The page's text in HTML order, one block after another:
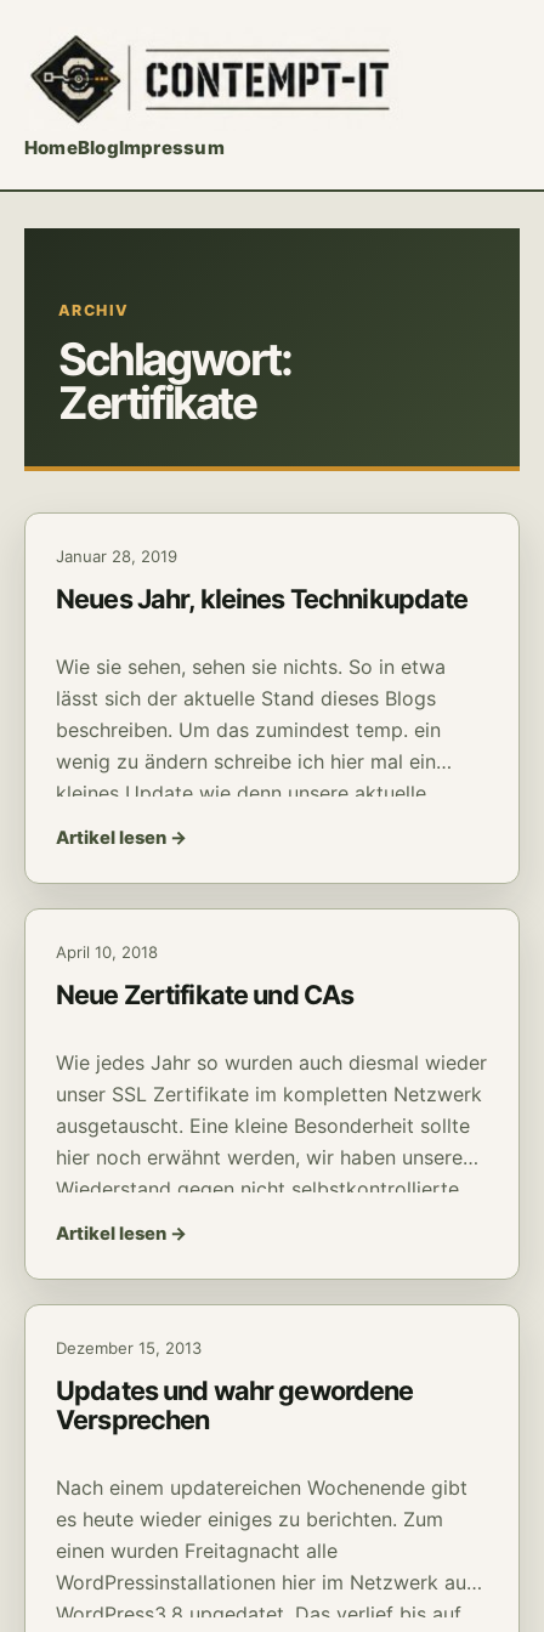
HomeBlogImpressum
ARCHIV
Schlagwort:
Zertifikate
Januar 28, 2019
Neues Jahr, kleines Technikupdate
Wie sie sehen, sehen sie nichts. So in etwa
lässt sich der aktuelle Stand dieses Blogs
beschreiben. Um das zumindest temp. ein
wenig zu ändern schreibe ich hier mal ein
kleines Update wie denn unsere aktuelle
Technik an der Front so aussieht.
Artikel lesen →
April 10, 2018
Neue Zertifikate und CAs
Wie jedes Jahr so wurden auch diesmal wieder
unser SSL Zertifikate im kompletten Netzwerk
ausgetauscht. Eine kleine Besonderheit sollte
hier noch erwähnt werden, wir haben unseren
Wiederstand gegen nicht selbstkontrollierte
CAs inzwischen ein wenig aufgeweicht.
Artikel lesen →
Dezember 15, 2013
Updates und wahr gewordene
Versprechen
Nach einem updatereichen Wochenende gibt
es heute wieder einiges zu berichten. Zum
einen wurden Freitagnacht alle
WordPressinstallationen hier im Netzwerk auf
WordPress3.8 upgedatet. Das verlief bis auf